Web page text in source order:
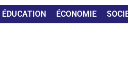
ÉDUCATION ÉCONOMIE